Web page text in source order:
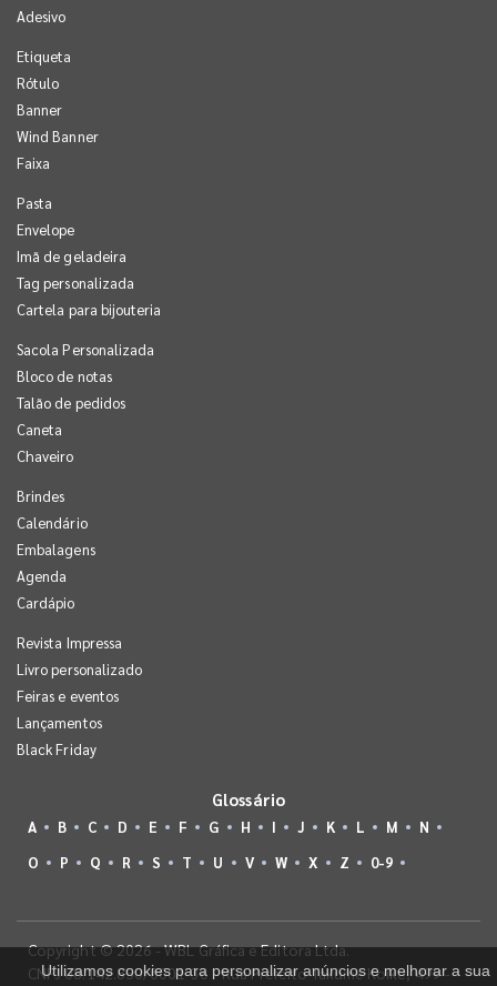
Adesivo
Etiqueta
Rótulo
Banner
Wind Banner
Faixa
Pasta
Envelope
Imã de geladeira
Tag personalizada
Cartela para bijouteria
Sacola Personalizada
Bloco de notas
Talão de pedidos
Caneta
Chaveiro
Brindes
Calendário
Embalagens
Agenda
Cardápio
Revista Impressa
Livro personalizado
Feiras e eventos
Lançamentos
Black Friday
Glossário
A B C D E F G H I J K L M
N
O
P Q R S T U V W X Z 0-9
Copyright © 2026 - WBL Gráfica e Editora Ltda.
CNPJ 08.142.850/0001-36 - Rua Prefeito Takume Koike, 499 -
Utilizamos cookies para personalizar anúncios e melhorar a sua